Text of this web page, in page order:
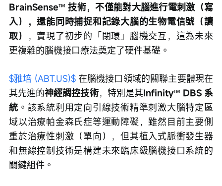
BrainSense™️ 技術，不僅能對大腦進行電刺激（寫
入），還能同時捕捉和記錄大腦的生物電信號（讀
取）
，實現了初步的「閉環」腦機交互，這為未來
更複雜的腦機接口療法奠定了硬件基礎。
$雅培 (ABT.US)$ 在腦機接口領域的關聯主要體現在
其先進的神經調控技術，特別是其Infinity™️ DBS 系
統 。該系統利用定向引線技術精準刺激大腦特定區
域以治療帕金森氏症等運動障礙，雖然目前主要側
重於治療性刺激（單向），但其植入式脈衝發生器
和無線控制技術是構建未來臨床級腦機接口系統的
關鍵組件。